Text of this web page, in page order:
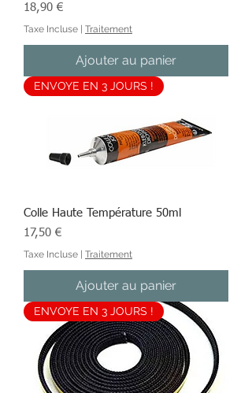
Prix
18,90 €
Taxe Incluse Traitement
Ajouter au panier
ENVOYE EN 3 JOURS !
Colle Haute Température 50ml
Prix
17,50 €
Taxe Incluse Traitement
Ajouter au panier
ENVOYE EN 3 JOURS !